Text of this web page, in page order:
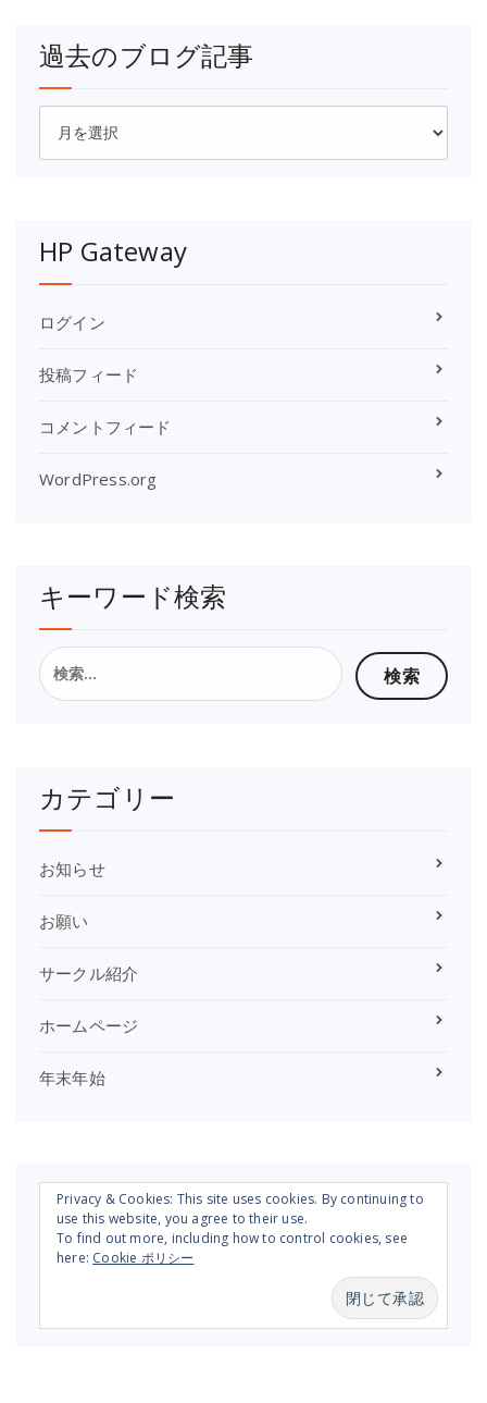
過去のブログ記事
HP Gateway
ログイン
投稿フィード
コメントフィード
WordPress.org
キーワード検索
カテゴリー
お知らせ
お願い
サークル紹介
ホームページ
年末年始
Privacy & Cookies: This site uses cookies. By continuing to
use this website, you agree to their use.
To find out more, including how to control cookies, see
here: Cookie ポリシー